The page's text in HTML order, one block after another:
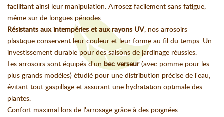
facilitant ainsi leur manipulation. Arrosez facilement sans fatigue,
même sur de longues périodes.
Résistants aux intempéries et aux rayons UV, nos arrosoirs
plastique conservent leur couleur et leur forme au fil du temps. Un
investissement durable pour des saisons de jardinage réussies.
Les arrosoirs sont équipés d'un bec verseur(avec pomme pour les
plus grands modèles) étudié pour une distribution précise de l'eau,
évitant tout gaspillage et assurant une hydratation optimale des
plantes.
Confort maximal lors de l'arrosage grâce à des poignées